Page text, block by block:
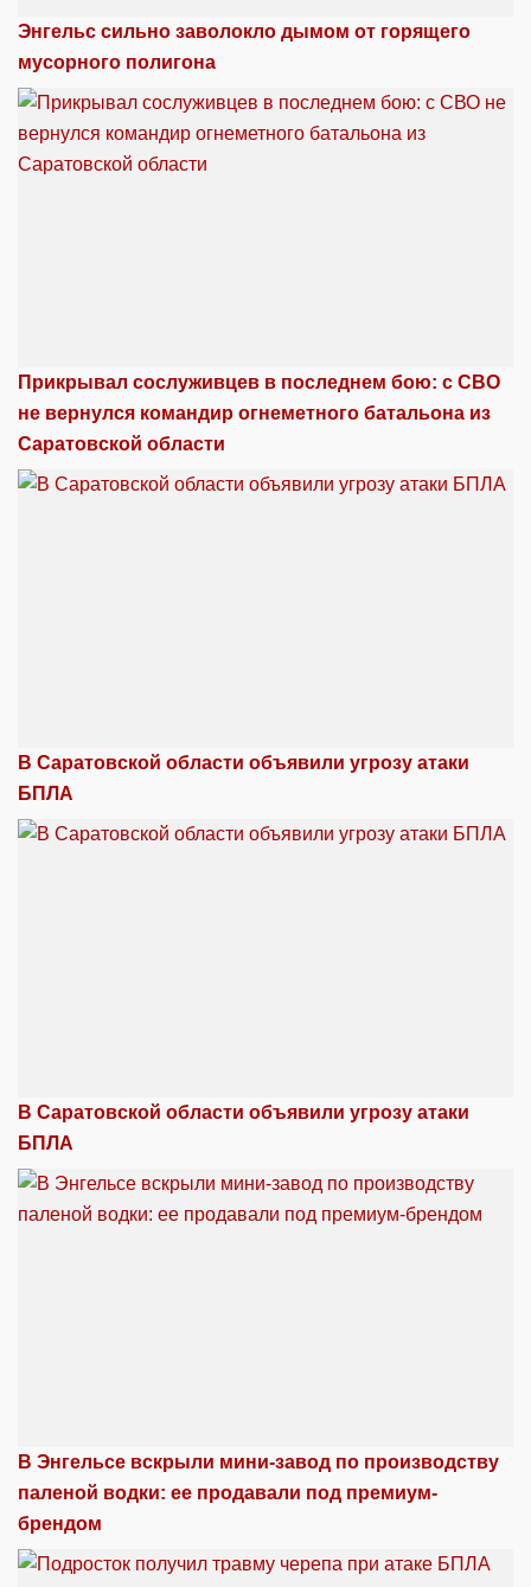
Энгельс сильно заволокло дымом от горящего
мусорного полигона
Прикрывал сослуживцев в последнем бою: с СВО
не вернулся командир огнеметного батальона из
Саратовской области
В Саратовской области объявили угрозу атаки
БПЛА
В Саратовской области объявили угрозу атаки
БПЛА
В Энгельсе вскрыли мини-завод по производству
паленой водки: ее продавали под премиум-
брендом